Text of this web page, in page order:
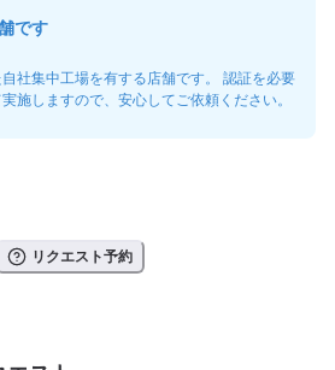
です
社集中工場を有する店舗です。 認証を必要
施しますので、安心してご依頼ください。
リクエスト予約